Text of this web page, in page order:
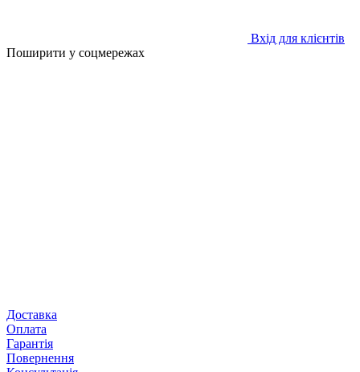
Вхід для клієнтів
Поширити у соцмережах
Доставка
Оплата
Гарантія
Повернення